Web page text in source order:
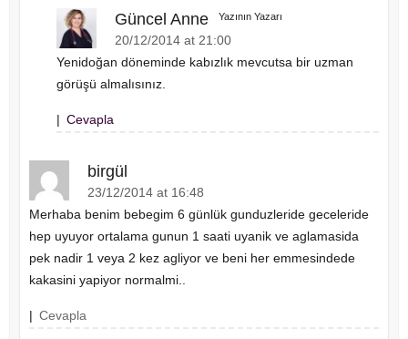
Güncel Anne Yazının Yazarı
20/12/2014 at 21:00
Yenidoğan döneminde kabızlık mevcutsa bir uzman
görüşü almalısınız.
| Cevapla
birgül
23/12/2014 at 16:48
Merhaba benim bebegim 6 günlük gunduzleride geceleride
hep uyuyor ortalama gunun 1 saati uyanik ve aglamasida
pek nadir 1 veya 2 kez agliyor ve beni her emmesindede
kakasini yapiyor normalmi..
| Cevapla